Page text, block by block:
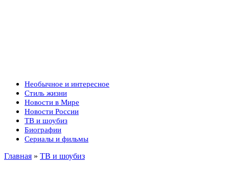
Необычное и интересное
Стиль жизни
Новости в Мире
Новости России
ТВ и шоубиз
Биографии
Сериалы и фильмы
Главная » ТВ и шоубиз